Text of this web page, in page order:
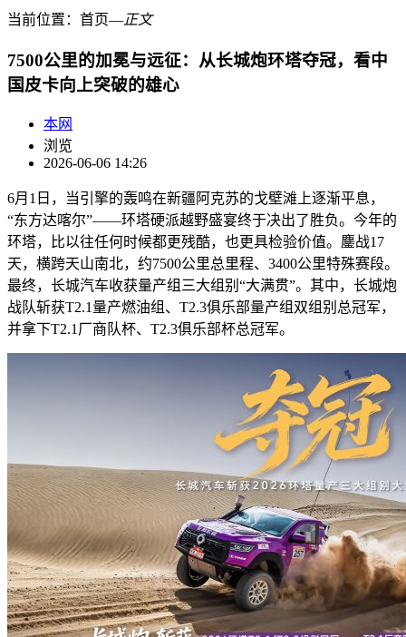
当前位置： 首页―正文
7500公里的加冕与远征：从长城炮环塔夺冠，看中
国皮卡向上突破的雄心
本网
浏览
2026-06-06 14:26
6月1日，当引擎的轰鸣在新疆阿克苏的戈壁滩上逐渐平息，
“东方达喀尔”——环塔硬派越野盛宴终于决出了胜负。今年的
环塔，比以往任何时候都更残酷，也更具检验价值。鏖战17
天，横跨天山南北，约7500公里总里程、3400公里特殊赛段。
最终，长城汽车收获量产组三大组别“大满贯”。其中，长城炮
战队斩获T2.1量产燃油组、T2.3俱乐部量产组双组别总冠军，
并拿下T2.1厂商队杯、T2.3俱乐部杯总冠军。